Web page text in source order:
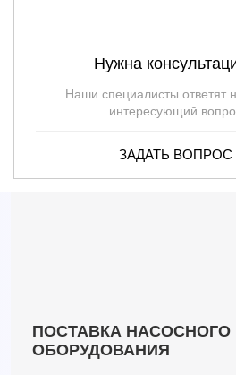
EVMSG45 5-2F5HQ1BEG E/18.5
EVMSG45 5-2F5HQ1BVG V/18.5
EVMSG45 5-2F5HQGQ1EG E/18.5
EVMSG45 6-0F5HQGQ1EG E/22
EVMSG45 6-0F5HQGQ1VG V (Артикул
Нужна
Наши специалисты ответят
интересующий
ЗАДАТЬ ВОПРОС
ПОСТАВКА НАСОСНОГО
ОБОРУДОВАНИЯ